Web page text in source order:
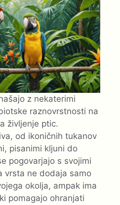
z nekaterimi
raznovrstnosti na
življenje ptic.
od ikoničnih tukanov
pisanimi kljuni do
pogovarjajo s svojimi
vrsta ne dodaja samo
okolja, ampak ima
pomagajo ohranjati